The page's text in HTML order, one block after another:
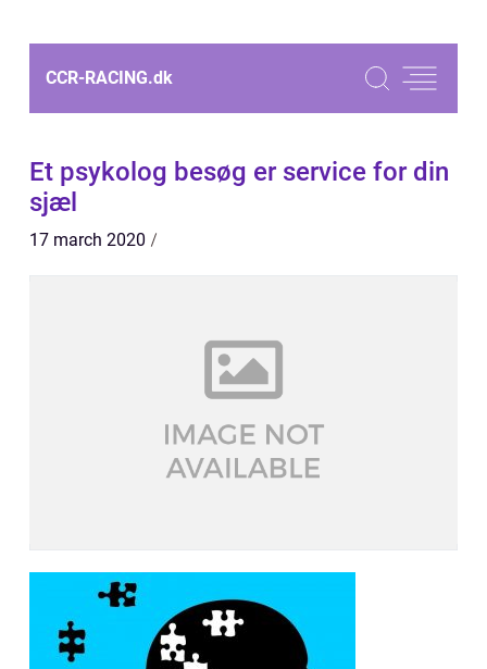
CCR-RACING.dk
Et psykolog besøg er service for din
sjæl
17 march 2020